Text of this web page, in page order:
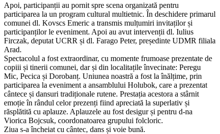
Apoi, participanții au pornit spre scena organizată pentru
participarea la un program cultural multietnic. În deschidere primarul
comunei dl. Kovscs Emeric a transmis mulțumiri invitaților și
participanților le eveniment. Apoi au avut intervenții dl. Iulius
Firczak, deputat UCRR și dl. Farago Peter, președinte UDMR filiala
Arad.
Spectacolul a fost extraordinar, cu momente frumoase prezentate de
copiii și tinerii comunei, dar și din localitațile învecinate: Peregu
Mic, Pecica și Dorobanț. Uniunea noastră a fost la înălțime, prin
participarea la eveniment a ansamblului Holubok, care a prezentat
cântece și dansuri tradiționale rutene. Prestația acestora a stârnit
emoție în rândul celor prezenți fiind apreciată la superlativ și
răsplătită cu aplauze. Aplauzele au fost desigur și pentru d-na
Viorica Bojcsuk, coordonatoarea grupului folcloric.
Ziua s-a încheiat cu cântec, dans și voie bună.